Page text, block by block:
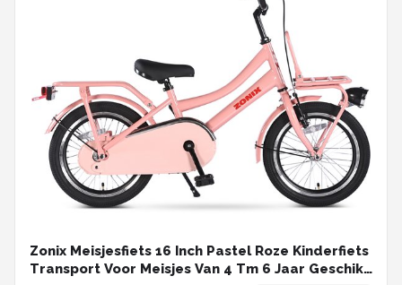
Zonix Meisjesfiets 16 Inch Pastel Roze Kinderfiets
Transport Voor Meisjes Van 4 Tm 6 Jaar Geschikt